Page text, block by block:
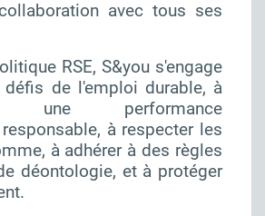
avec tous ses
RSE, S&you s'engage
défis de l'emploi durable, à
une performance
à respecter les
à adhérer à des règles
déontologie, et à protéger